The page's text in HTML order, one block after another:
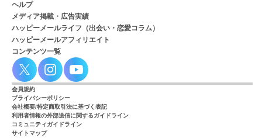
ヘルプ
メディア掲載・広告実績
ハッピーメールライフ（出会い・恋愛コラム）
ハッピーメールアフィリエイト
コンテンツ一覧
会員規約
プライバシーポリシー
会社概要/特定商取引法に基づく表記
利用者情報の外部送信に関するガイドライン
コミュニティガイドライン
サイトマップ